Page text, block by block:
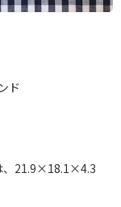
ド
、21.9×18.1×4.3